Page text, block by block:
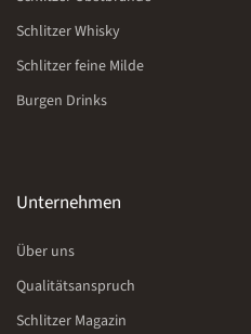
Schlitzer Whisky
Schlitzer feine Milde
Burgen Drinks
Unternehmen
Über uns
Qualitätsanspruch
Schlitzer Magazin